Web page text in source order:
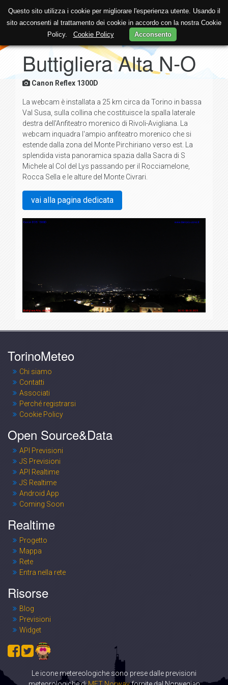
Buttigliera Alta N-O
Canon Reflex 1300D
La webcam è installata a 25 km circa da Torino in bassa
Val Susa, sulla collina che costituisce la spalla laterale
destra dell'Anfiteatro morenico di Rivoli-Avigliana. La
webcam inquadra l'ampio anfiteatro morenico che si
estende dalla zona del Monte Pirchiriano verso est. La
splendida vista panoramica spazia dalla Sacra di S
Michele al Col del Lys passando per il Rocciamelone,
Rocca Sella e le alture del Monte Civrari.
vai alla pagina dedicata
TorinoMeteo
Chi siamo
Contatti
Associati
Perché registrarsi
Cookie Policy
Open Source&Data
API Previsioni
JS Previsioni
API Realtime
JS Realtime
Android App
Coming Soon
Realtime
Progetto
Mappa
Rete
Entra nella rete
Risorse
Blog
Previsioni
Widget
Le icone metereologiche sono prese dalle previsioni
Questo sito utilizza i cookie per migliorare l'esperienza utente. Usando il
sito acconsenti al trattamento dei cookie in accordo con la nostra Cookie
Policy. Cookie Policy Acconsento